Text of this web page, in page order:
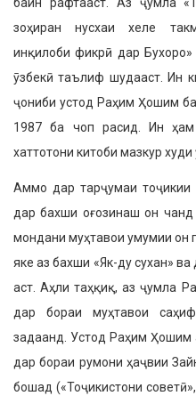
зоҳиран нусхаи хеле
инқилоби фикрӣ дар
ӯзбекӣ таълиф шудааст. Ин
ҷониби устод Раҳим Ҳошим
1987 ба чоп расид. Ин
хаттотони китоби мазкур худи
Аммо дар тарҷумаи
дар бахши оғозинаш он
мондани муҳтавои умумии он
яке аз бахши «Як-ду сухан»
аст. Аҳли таҳқиқ, аз ҷумла
дар бораи муҳтавои
задаанд. Устод Раҳим
дар бораи румони ҳаҷвии
бошад («Тоҷикистони